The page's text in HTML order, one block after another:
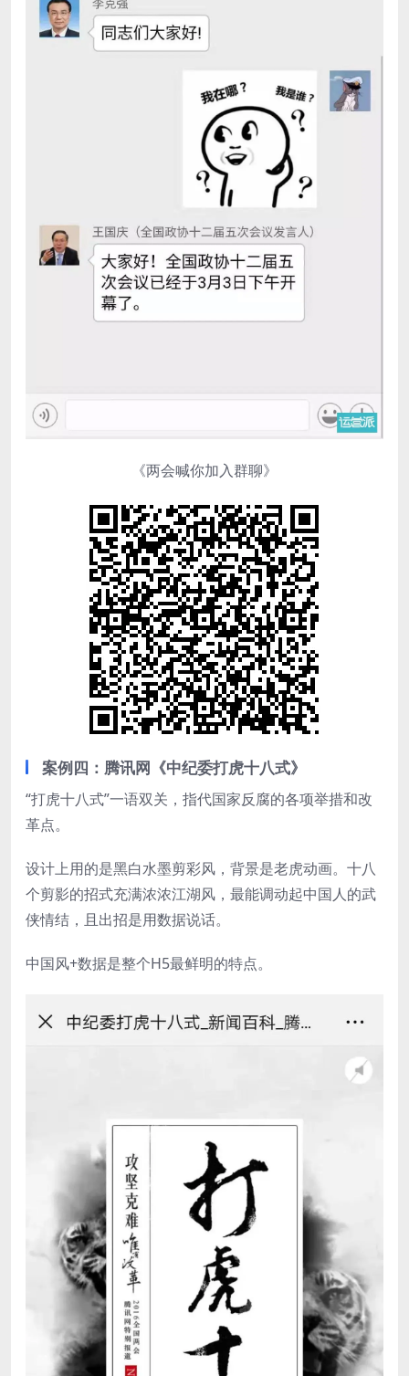
《两会喊你加入群聊》
案例四：腾讯网《中纪委打虎十八式》
“打虎十八式”一语双关，指代国家反腐的各项举措和改
革点。
设计上用的是黑白水墨剪彩风，背景是老虎动画。十八
个剪影的招式充满浓浓江湖风，最能调动起中国人的武
侠情结，且出招是用数据说话。
中国风+数据是整个H5最鲜明的特点。